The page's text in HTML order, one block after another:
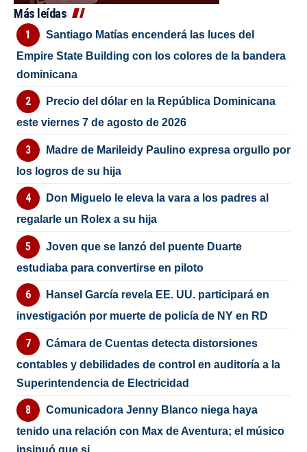
Más leídas
Santiago Matías encenderá las luces del
Empire State Building con los colores de la bandera
dominicana
Precio del dólar en la República Dominicana
este viernes 7 de agosto de 2026
Madre de Marileidy Paulino expresa orgullo por
los logros de su hija
Don Miguelo le eleva la vara a los padres al
regalarle un Rolex a su hija
Joven que se lanzó del puente Duarte
estudiaba para convertirse en piloto
Hansel García revela EE. UU. participará en
investigación por muerte de policía de NY en RD
Cámara de Cuentas detecta distorsiones
contables y debilidades de control en auditoría a la
Superintendencia de Electricidad
Comunicadora Jenny Blanco niega haya
tenido una relación con Max de Aventura; el músico